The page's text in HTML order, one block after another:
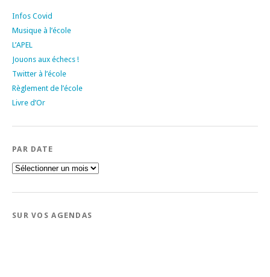
Infos Covid
Musique à l’école
L’APEL
Jouons aux échecs !
Twitter à l’école
Règlement de l’école
Livre d’Or
PAR DATE
Par
date
SUR VOS AGENDAS